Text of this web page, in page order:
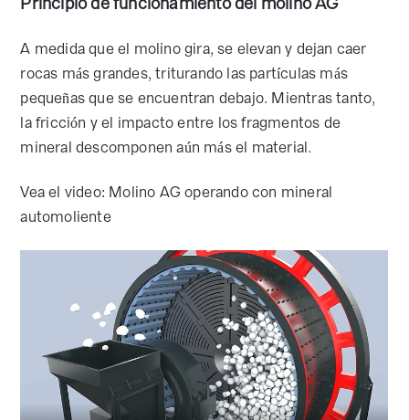
A medida que el molino gira, se elevan y dejan caer
rocas más grandes, triturando las partículas más
pequeñas que se encuentran debajo. Mientras tanto,
la fricción y el impacto entre los fragmentos de
mineral descomponen aún más el material.
Vea el video: Molino AG operando con mineral
automoliente